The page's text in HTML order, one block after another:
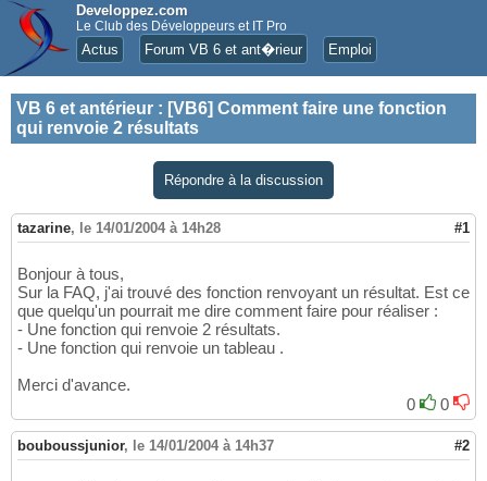
Developpez.com
Le Club des Développeurs et IT Pro
Actus Forum VB 6 et ant�rieur Emploi
VB 6 et antérieur : [VB6] Comment faire une fonction
qui renvoie 2 résultats
Répondre à la discussion
tazarine, le 14/01/2004 à 14h28 #1
Bonjour à tous,
Sur la FAQ, j'ai trouvé des fonction renvoyant un résultat. Est ce
que quelqu'un pourrait me dire comment faire pour réaliser :
- Une fonction qui renvoie 2 résultats.
- Une fonction qui renvoie un tableau .
Merci d'avance.
0
0
bouboussjunior, le 14/01/2004 à 14h37 #2